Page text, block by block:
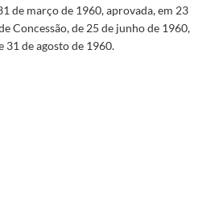
de março de 1960, aprovada, em 23
Concessão, de 25 de junho de 1960,
31 de agosto de 1960.